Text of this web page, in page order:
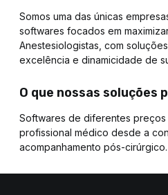
Somos uma das únicas
softwares focados em
Anestesiologistas, com
excelência e dinamicidade de
O que nossas soluções
Softwares de diferentes
profissional médico desde a
acompanhamento pós-cirúrgico.